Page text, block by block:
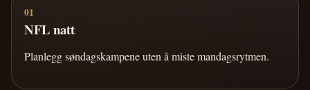
01
NFL natt
Planlegg søndagskampene uten å miste mandagsrytmen.